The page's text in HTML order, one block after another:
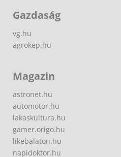
Gazdaság
vg.hu
agrokep.hu
Magazin
astronet.hu
automotor.hu
lakaskultura.hu
gamer.origo.hu
likebalaton.hu
napidoktor.hu